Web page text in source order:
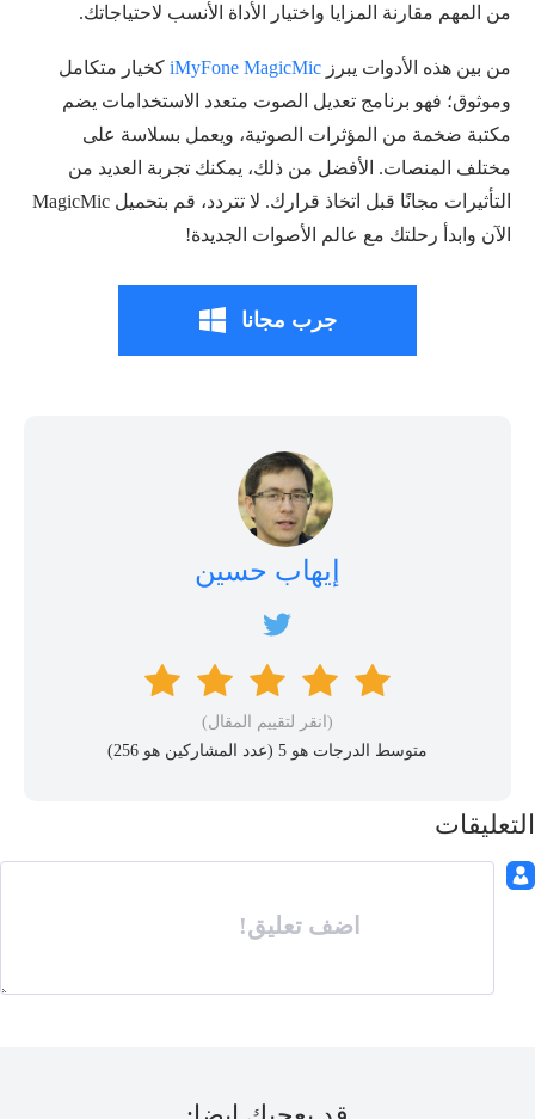
من المهم مقارنة المزايا واختيار الأداة الأنسب لاحتياجاتك.
من بين هذه الأدوات يبرز iMyFone MagicMic كخيار متكامل
وموثوق؛ فهو برنامج تعديل الصوت متعدد الاستخدامات يضم
مكتبة ضخمة من المؤثرات الصوتية، ويعمل بسلاسة على
مختلف المنصات. الأفضل من ذلك، يمكنك تجربة العديد من
التأثيرات مجانًا قبل اتخاذ قرارك. لا تتردد، قم بتحميل MagicMic
الآن وابدأ رحلتك مع عالم الأصوات الجديدة!
جرب مجانا
إيهاب حسين
(انقر لتقييم المقال)
متوسط ​​الدرجات هو 5 (عدد المشاركين هو
256
)
التعليقات
اضف تعليق!